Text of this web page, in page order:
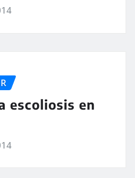
escoliosis en